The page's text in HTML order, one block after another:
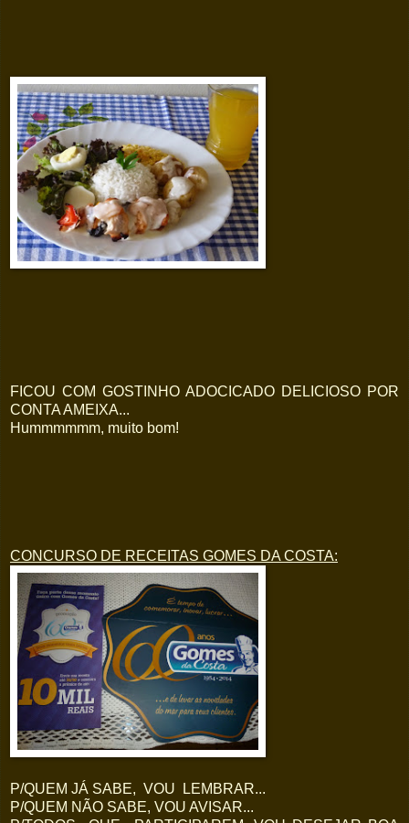
FICOU COM GOSTINHO ADOCICADO DELICIOSO POR
CONTA AMEIXA...
Hummmmmm, muito bom!
CONCURSO DE RECEITAS GOMES DA COSTA:
P/QUEM JÁ SABE, VOU LEMBRAR...
P/QUEM NÃO SABE, VOU AVISAR...